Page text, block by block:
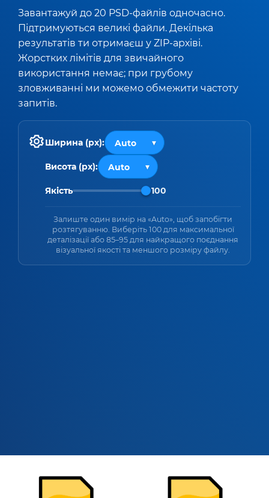
Завантажуй до 20 PSD-файлів одночасно.
Підтримуються великі файли. Декілька
результатів ти отримаєш у ZIP-архіві.
Жорстких лімітів для звичайного
використання немає; при грубому
зловживанні ми можемо обмежити частоту
запитів.
Ширина (px):
Висота (px):
Якість 100
Залиште один вимір на «Auto», щоб запобігти
розтягуванню. Виберіть 100 для максимальної
деталізації або 85–95 для найкращого поєднання
візуальної якості та меншого розміру файлу.